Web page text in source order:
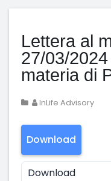
Lettera al
27/03/
materia di
InLife Advisory
Download
Download